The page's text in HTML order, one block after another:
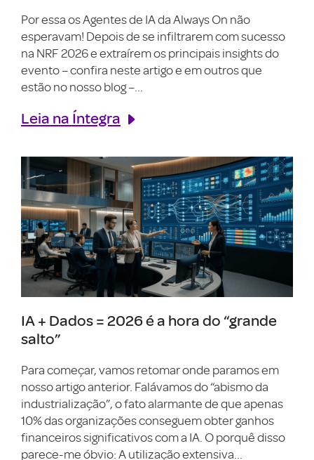
Por essa os Agentes de IA da Always On não
esperavam! Depois de se infiltrarem com sucesso
na NRF 2026 e extraírem os principais insights do
evento – confira neste artigo e em outros que
estão no nosso blog –...
Leia na Íntegra
IA + Dados = 2026 é a hora do “grande
salto”
Para começar, vamos retomar onde paramos em
nosso artigo anterior. Falávamos do “abismo da
industrialização”, o fato alarmante de que apenas
10% das organizações conseguem obter ganhos
financeiros significativos com a IA. O porquê disso
parece-me óbvio: A utilização extensiva...